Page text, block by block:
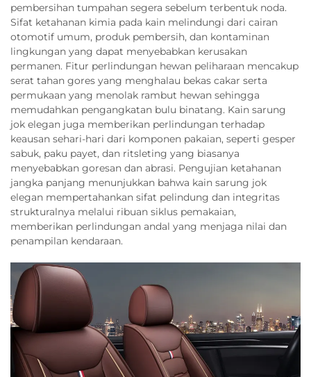
pembersihan tumpahan segera sebelum terbentuk noda.
Sifat ketahanan kimia pada kain melindungi dari cairan
otomotif umum, produk pembersih, dan kontaminan
lingkungan yang dapat menyebabkan kerusakan
permanen. Fitur perlindungan hewan peliharaan mencakup
serat tahan gores yang menghalau bekas cakar serta
permukaan yang menolak rambut hewan sehingga
memudahkan pengangkatan bulu binatang. Kain sarung
jok elegan juga memberikan perlindungan terhadap
keausan sehari-hari dari komponen pakaian, seperti gesper
sabuk, paku payet, dan ritsleting yang biasanya
menyebabkan goresan dan abrasi. Pengujian ketahanan
jangka panjang menunjukkan bahwa kain sarung jok
elegan mempertahankan sifat pelindung dan integritas
strukturalnya melalui ribuan siklus pemakaian,
memberikan perlindungan andal yang menjaga nilai dan
penampilan kendaraan.